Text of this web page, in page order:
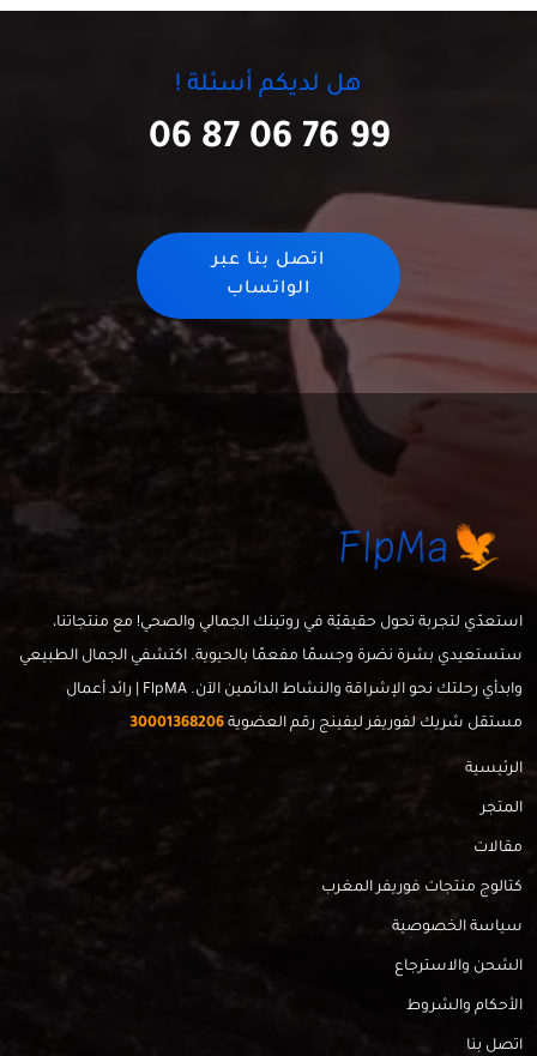
هل لديكم أسئلة !
06 87 06 76 99
اتصل بنا عبر
الواتساب
استعدّي لتجربة تحول حقيقيّة في روتينك الجمالي والصحي! مع منتجاتنا،
ستستعيدي بشرة نضرة وجسمًا مفعمًا بالحيوية. اكتشفي الجمال الطبيعي
وابدأي رحلتك نحو الإشراقة والنشاط الدائمين الآن. FlpMA | رائد أعمال
مستقل شريك لفوريفر ليفينج رقم العضوية 30001368206
الرئيسية
المتجر
مقالات
كتالوج منتجات فوريفر المغرب
سياسة الخصوصية
الشحن والاسترجاع
الأحكام والشروط
اتصل بنا